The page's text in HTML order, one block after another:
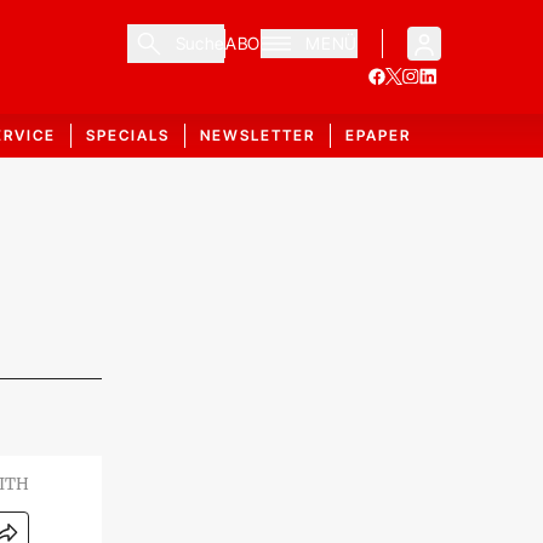
ABO
SPECIALS NEWSLETTER EPAPER